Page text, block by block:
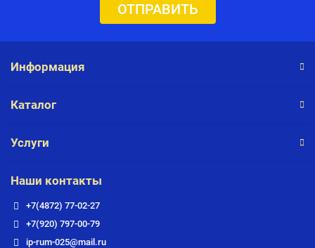
ОТПРАВИТЬ
Информация
Каталог
Услуги
Наши контакты
+7(4872) 77-02-27
+7(920) 797-00-79
ip-rum-025@mail.ru